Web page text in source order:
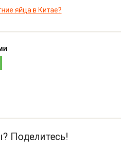
яйца в Китае?
Поделитесь!